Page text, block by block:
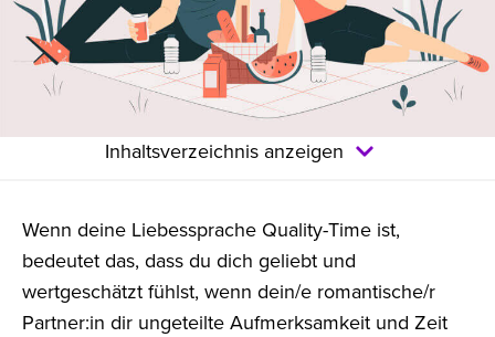
Inhaltsverzeichnis anzeigen
Wenn deine Liebessprache Quality-Time ist,
bedeutet das, dass du dich geliebt und
wertgeschätzt fühlst, wenn dein/e romantische/r
Partner:in dir ungeteilte Aufmerksamkeit und Zeit